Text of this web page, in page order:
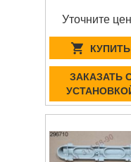
Уточните
КУПИТЬ
ЗАКАЗАТЬ